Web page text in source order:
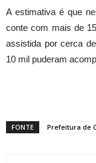
A estimativa é que
conte com mais de
assistida por cerca
10 mil puderam
FONTE Prefeitura de